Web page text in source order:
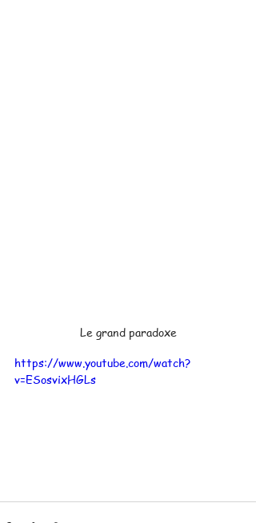
Le grand paradoxe
https://www.youtube.com/watch?
v=ESosvixHGLs